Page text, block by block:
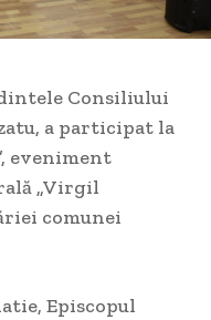
Consiliului
a participat la
eveniment
„Virgil
comunei
Episcopul